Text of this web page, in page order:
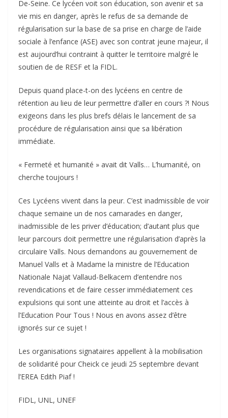
De-Seine. Ce lycéen voit son éducation, son avenir et sa
vie mis en danger, après le refus de sa demande de
régularisation sur la base de sa prise en charge de l’aide
sociale à l’enfance (ASE) avec son contrat jeune majeur, il
est aujourd’hui contraint à quitter le territoire malgré le
soutien de de RESF et la FIDL.
Depuis quand place-t-on des lycéens en centre de
rétention au lieu de leur permettre d’aller en cours ?! Nous
exigeons dans les plus brefs délais le lancement de sa
procédure de régularisation ainsi que sa libération
immédiate.
« Fermeté et humanité » avait dit Valls… L’humanité, on
cherche toujours !
Ces Lycéens vivent dans la peur. C’est inadmissible de voir
chaque semaine un de nos camarades en danger,
inadmissible de les priver d’éducation; d’autant plus que
leur parcours doit permettre une régularisation d’après la
circulaire Valls. Nous demandons au gouvernement de
Manuel Valls et à Madame la ministre de l’Education
Nationale Najat Vallaud-Belkacem d’entendre nos
revendications et de faire cesser immédiatement ces
expulsions qui sont une atteinte au droit et l’accès à
l’Education Pour Tous ! Nous en avons assez d’être
ignorés sur ce sujet !
Les organisations signataires appellent à la mobilisation
de solidarité pour Cheick ce jeudi 25 septembre devant
l’EREA Edith Piaf !
FIDL, UNL, UNEF